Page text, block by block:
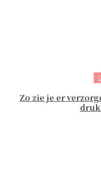
Zo zie je er